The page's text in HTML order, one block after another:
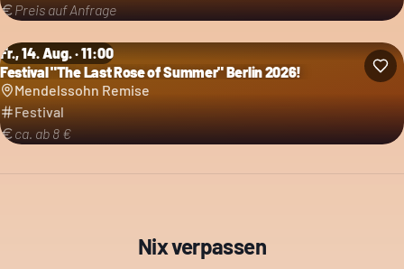
Preis auf Anfrage
Fr., 14. Aug. · 11:00
Festival "The Last Rose of Summer" Berlin 2026!
Mendelssohn Remise
Festival
ca. ab 8 €
Kategorie: Festival
Nix verpassen